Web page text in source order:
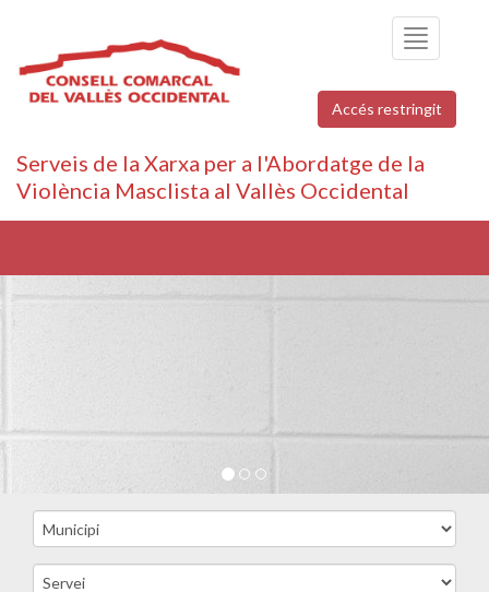
Toggle
navigation
Accés restringit
Serveis de la Xarxa per a l'Abordatge de la
Violència Masclista al Vallès Occidental